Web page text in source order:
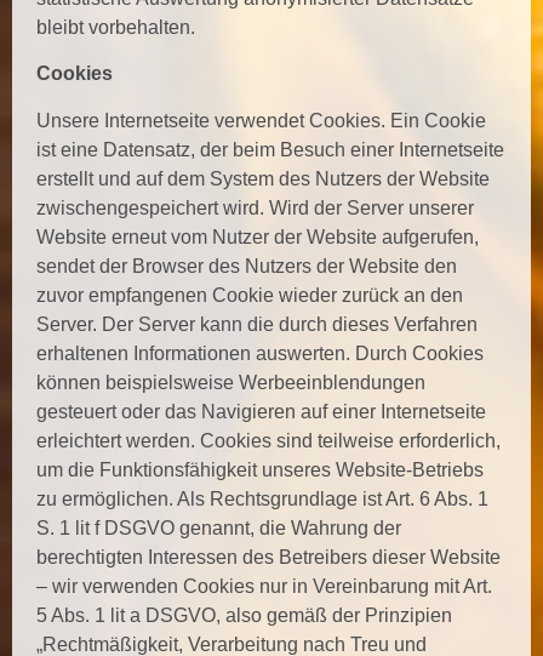
bleibt vorbehalten.
Cookies
Unsere Internetseite verwendet Cookies. Ein Cookie
ist eine Datensatz, der beim Besuch einer Internetseite
erstellt und auf dem System des Nutzers der Website
zwischengespeichert wird. Wird der Server unserer
Website erneut vom Nutzer der Website aufgerufen,
sendet der Browser des Nutzers der Website den
zuvor empfangenen Cookie wieder zurück an den
Server. Der Server kann die durch dieses Verfahren
erhaltenen Informationen auswerten. Durch Cookies
können beispielsweise Werbeeinblendungen
gesteuert oder das Navigieren auf einer Internetseite
erleichtert werden. Cookies sind teilweise erforderlich,
um die Funktionsfähigkeit unseres Website-Betriebs
zu ermöglichen. Als Rechtsgrundlage ist Art. 6 Abs. 1
S. 1 lit f DSGVO genannt, die Wahrung der
berechtigten Interessen des Betreibers dieser Website
– wir verwenden Cookies nur in Vereinbarung mit Art.
5 Abs. 1 lit a DSGVO, also gemäß der Prinzipien
„Rechtmäßigkeit, Verarbeitung nach Treu und